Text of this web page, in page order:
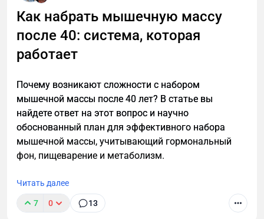
После 40 лет мужскому организму нужен особый
подход к похудению. Узнайте, как преодолеть
возрастные изменения, сохранить мышечную
научно обоснованной стратегии тренировок и
питания для мужчин.
Как набрать мышечную массу
после 40: система, которая
работает
Почему возникают сложности с набором
мышечной массы после 40 лет? В статье вы
найдете ответ на этот вопрос и научно
обоснованный план для эффективного набора
мышечной массы, учитывающий гормональный
фон, пищеварение и метаболизм.
Читать далее
7 0 13